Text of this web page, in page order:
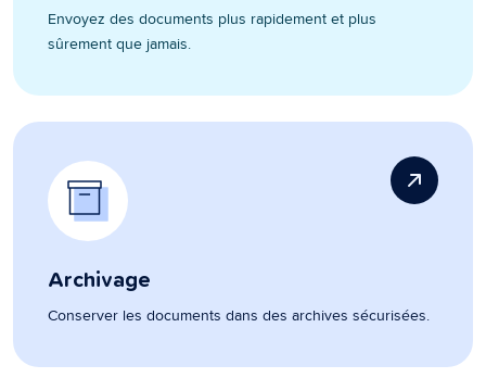
Envoyez des documents plus rapidement et plus
sûrement que jamais.
Archivage
Conserver les documents dans des archives sécurisées.